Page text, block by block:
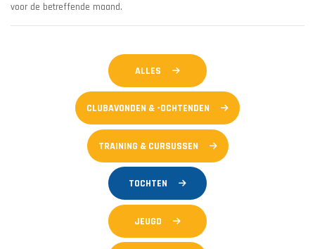
voor de betreffende maand.
ALLES
CLUBAVONDEN & -OCHTENDEN
TRAINING & CURSUSSEN
TOCHTEN
JEUGD